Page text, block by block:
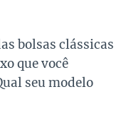
bolsas clássicas
que você
seu modelo